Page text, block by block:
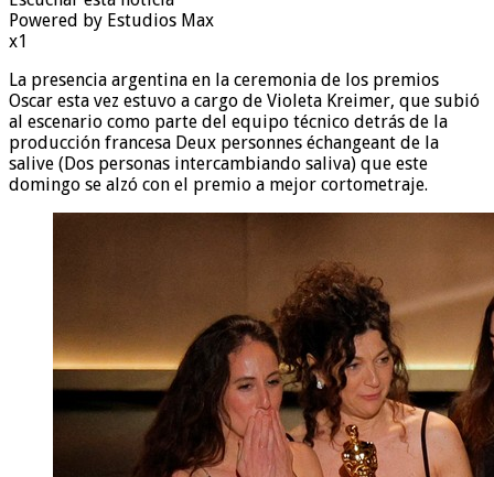
Powered by Estudios Max
x1
La presencia argentina en la ceremonia de los premios
Oscar esta vez estuvo a cargo de Violeta Kreimer, que subió
al escenario como parte del equipo técnico detrás de la
producción francesa Deux personnes échangeant de la
salive (Dos personas intercambiando saliva) que este
domingo se alzó con el premio a mejor cortometraje.